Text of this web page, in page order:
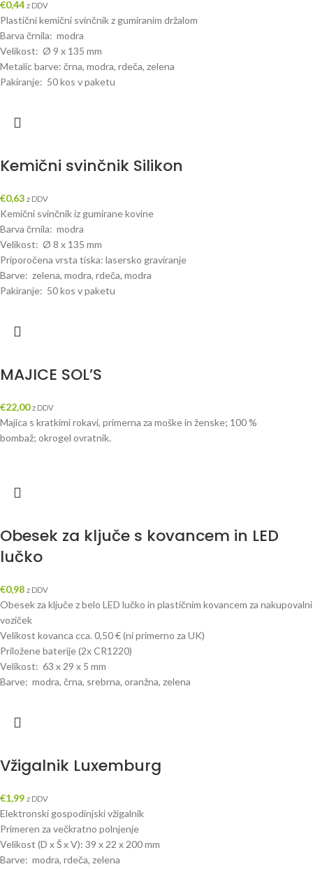
€0,44 z DDV
Plastični kemični svinčnik z gumiranim držalom
Barva črnila: modra
Velikost: Ø 9 x 135 mm
Metalic barve: črna, modra, rdeča, zelena
Pakiranje: 50 kos v paketu
Kemični svinčnik Silikon
€0,63 z DDV
Kemični svinčnik iz gumirane kovine
Barva črnila: modra
Velikost: Ø 8 x 135 mm
Priporočena vrsta tiska: lasersko graviranje
Barve: zelena, modra, rdeča, modra
Pakiranje: 50 kos v paketu
MAJICE SOL’S
€22,00 z DDV
Majica s kratkimi rokavi, primerna za moške in ženske; 100 %
bombaž; okrogel ovratnik.
Obesek za ključe s kovancem in LED
lučko
€0,98 z DDV
Obesek za ključe z belo LED lučko in plastičnim kovancem za nakupovalni
voziček
Velikost kovanca cca. 0,50 € (ni primerno za UK)
Priložene baterije (2x CR1220)
Velikost: 63 x 29 x 5 mm
Barve: modra, črna, srebrna, oranžna, zelena
Vžigalnik Luxemburg
€1,99 z DDV
Elektronski gospodinjski vžigalnik
Primeren za večkratno polnjenje
Velikost (D x Š x V): 39 x 22 x 200 mm
Barve: modra, rdeča, zelena